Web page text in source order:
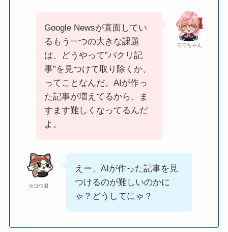
モモちゃん
Google Newsが直面してい
るもう一つの大きな課題
は、どうやって”パクリ記
事”を見つけて取り除くか、
ってことなんだ。AIが作っ
た記事が増えてるから、ま
すます難しくなってるんだ
よ。
タロウ君
えー、AIが作った記事を見
つけるのが難しいのかに
ゃ？どうしてにゃ？